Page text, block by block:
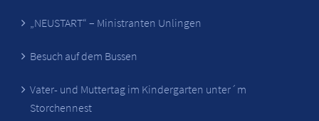
„NEUSTART“ – Ministranten Unlingen
Besuch auf dem Bussen
Vater- und Muttertag im Kindergarten unter´m
Storchennest